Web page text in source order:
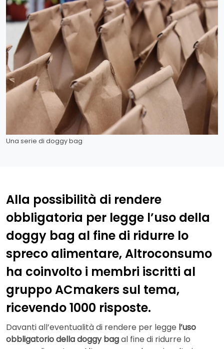
Una serie di doggy bag
Alla possibilità di rendere
obbligatoria per legge l’uso della
doggy bag al fine di ridurre lo
spreco alimentare, Altroconsumo
ha coinvolto i membri iscritti al
gruppo ACmakers sul tema,
ricevendo 1000 risposte.
Davanti all’eventualità di rendere per legge l’uso
obbligatorio della doggy bagal fine di ridurre lo